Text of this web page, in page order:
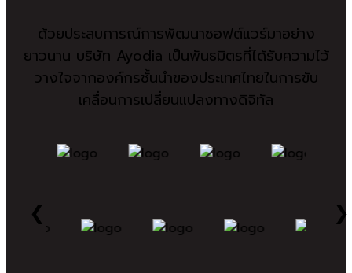
ด้วยประสบการณ์การพัฒนาซอฟต์แวร์มาอย่าง
ยาวนาน บริษัท Ayodia เป็นพันธมิตรที่ได้รับความไว้
วางใจจากองค์กรชั้นนำของประเทศไทยในการขับ
เคลื่อนการเปลี่ยนแปลงทางดิจิทัล
❮ ❯